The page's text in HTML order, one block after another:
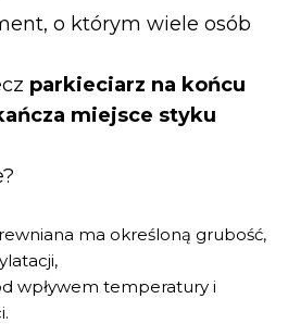
o którym wiele osób
parkieciarz na końcu
miejsce styku
ma określoną grubość,
wpływem temperatury i